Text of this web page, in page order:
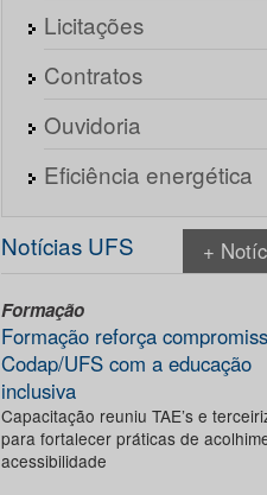
Licitações
Contratos
Ouvidoria
Eficiência energética
Notícias UFS +
Formação
Formação reforça
Codap/UFS com a educação
inclusiva
Capacitação reuniu TAE’s e
para fortalecer práticas de
acessibilidade